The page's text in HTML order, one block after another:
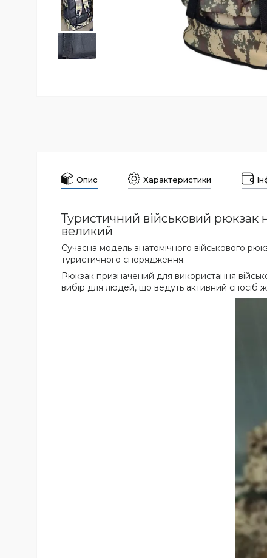
Опис Характеристики
Туристичний військовий рюкзак
великий
Сучасна модель анатомічного військового
туристичного спорядження.
Рюкзак призначений для використання
вибір для людей, що ведуть активний спосіб